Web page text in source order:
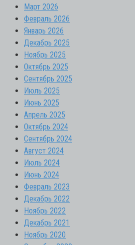
Март 2026
Февраль 2026
Январь 2026
Декабрь 2025
Ноябрь 2025
Октябрь 2025
Сентябрь 2025
Июль 2025
Июнь 2025
Апрель 2025
Октябрь 2024
Сентябрь 2024
Август 2024
Июль 2024
Июнь 2024
Февраль 2023
Декабрь 2022
Ноябрь 2022
Декабрь 2021
Ноябрь 2020